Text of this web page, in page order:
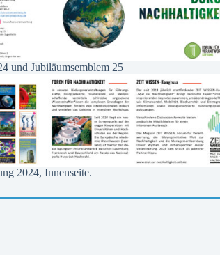
und Jubiläumsemblem 25
2024, Innenseite.